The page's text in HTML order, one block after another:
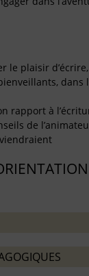
le plaisir
dans
rapport à
de